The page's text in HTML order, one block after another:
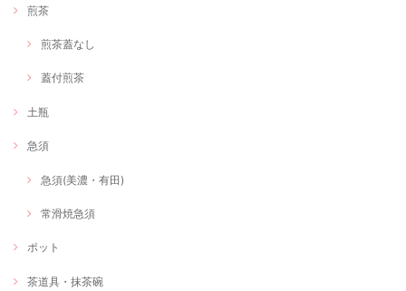
煎茶
煎茶蓋なし
蓋付煎茶
土瓶
急須
急須(美濃・有田)
常滑焼急須
ポット
茶道具・抹茶碗